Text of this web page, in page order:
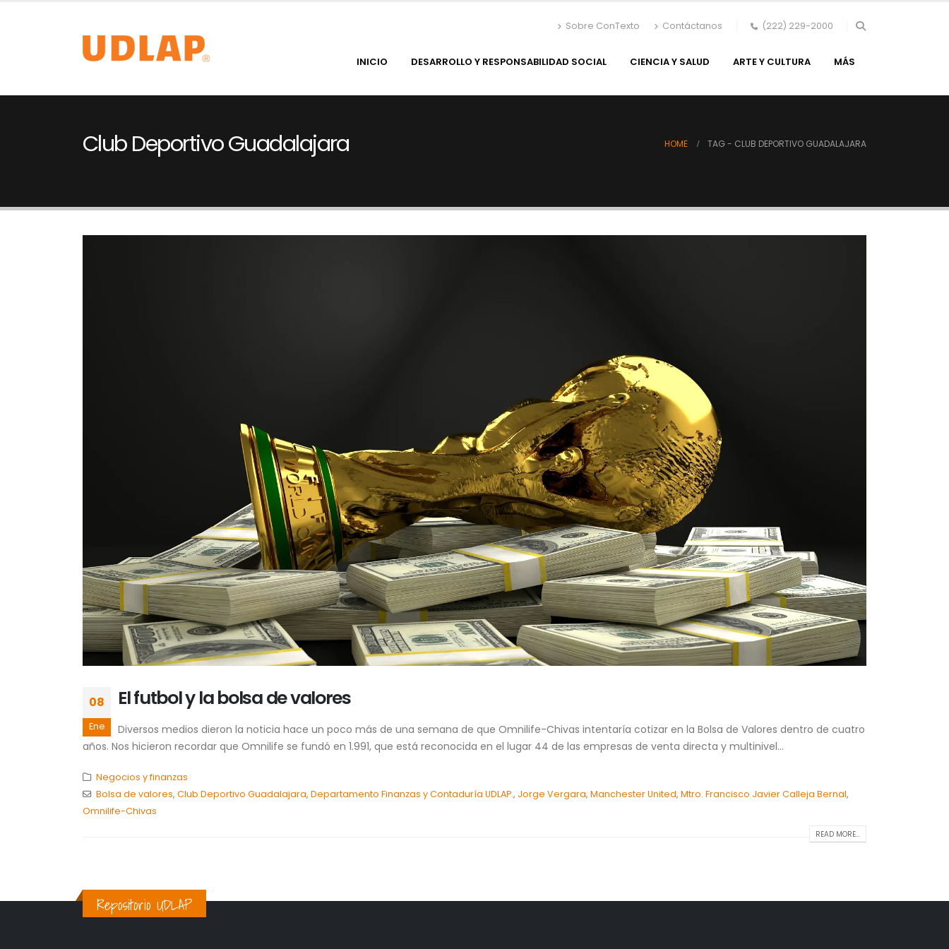
Sobre ConTexto Contáctanos (222) 229-2000
INICIO DESARROLLO Y RESPONSABILIDAD SOCIAL CIENCIA Y SALUD ARTE Y CULTURA MÁS
Club Deportivo Guadalajara HOME TAG - CLUB DEPORTIVO GUADALAJARA
08
Ene
El futbol y la bolsa de valores
Diversos medios dieron la noticia hace un poco más de una semana de que Omnilife-Chivas intentaría cotizar en la Bolsa de Valores dentro de cuatro
años. Nos hicieron recordar que Omnilife se fundó en 1.991, que está reconocida en el lugar 44 de las empresas de venta directa y multinivel...
Negocios y finanzas
Bolsa de valores, Club Deportivo Guadalajara, Departamento Finanzas y Contaduría UDLAP., Jorge Vergara, Manchester United, Mtro. Francisco Javier Calleja Bernal,
Omnilife-Chivas
READ MORE...
Repositorio UDLAP